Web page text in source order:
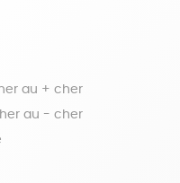
au + cher
au - cher